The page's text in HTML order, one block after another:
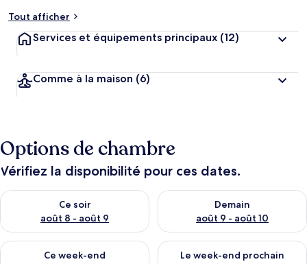
Tout afficher
Services et équipements principaux (12)
Comme à la maison (6)
Options de chambre
Vérifiez la disponibilité pour ces dates.
Ce soir
août 8 - août 9
Vérifier la disponibilité pour ce soir août 8 - août 9
Demain
août 9 - août 10
Vérifier la disponibilité pour
Ce week-end
Vérifier la disponibilité pour ce week-end août 14 - août 16
Le week-end prochain
Vérifier la disponibilité pour